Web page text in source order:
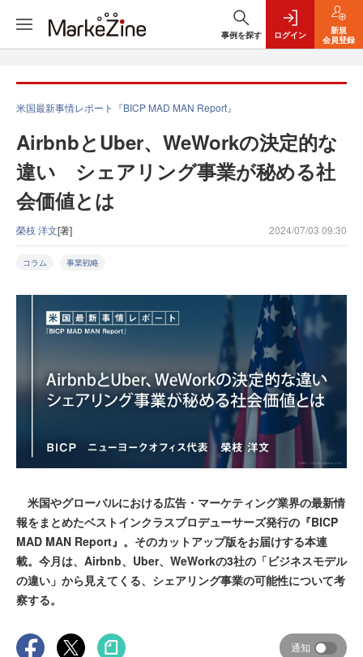
事例を探す ログイン
新規
会員登録
米国最新事情レポート『BICP MAD MAN Report』
AirbnbとUber、WeWorkの決定的な
違い シェアリング事業が秘める社
会価値とは
榮枝 洋文[著] 2024/07/03 09:30
コラム 事業戦略
米国やグローバルにおける広告・マーケティング業界の最新情
報をまとめたベストインクラスプロデューサーズ発行の『BICP
MAD MAN Report』。そのカットアップ版をお届けする本連
載。今月は、Airbnb、Uber、WeWorkの3社の「ビジネスモデル
の違い」から見えてくる、シェアリング事業の可能性について考
察する。
通知